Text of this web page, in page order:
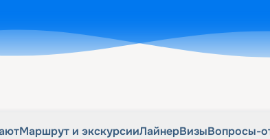
Маршрут и экскурсииЛайнерВизыВопросы-